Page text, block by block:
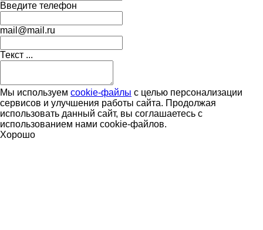
Введите телефон
mail@mail.ru
Текст ...
Мы используем cookie-файлы с целью персонализации
сервисов и улучшения работы сайта. Продолжая
использовать данный сайт, вы соглашаетесь с
использованием нами cookie-файлов.
Хорошо